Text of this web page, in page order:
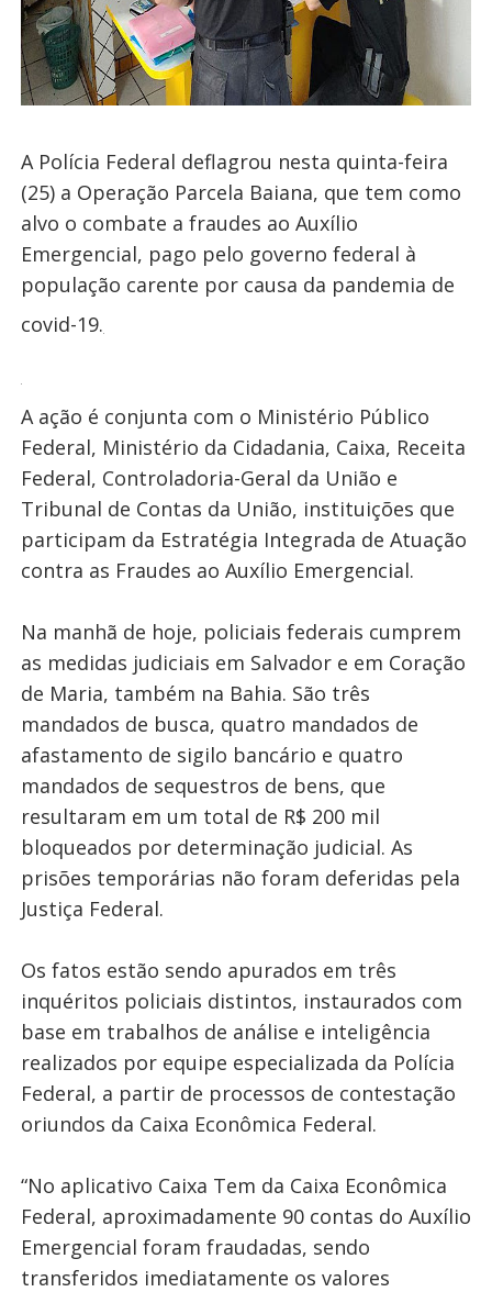
A Polícia Federal deflagrou nesta quinta-feira
(25) a Operação Parcela Baiana, que tem como
alvo o combate a fraudes ao Auxílio
Emergencial, pago pelo governo federal à
população carente por causa da pandemia de
covid-19.
A ação é conjunta com o Ministério Público
Federal, Ministério da Cidadania, Caixa, Receita
Federal, Controladoria-Geral da União e
Tribunal de Contas da União, instituições que
participam da Estratégia Integrada de Atuação
contra as Fraudes ao Auxílio Emergencial.
Na manhã de hoje, policiais federais cumprem
as medidas judiciais em Salvador e em Coração
de Maria, também na Bahia. São três
mandados de busca, quatro mandados de
afastamento de sigilo bancário e quatro
mandados de sequestros de bens, que
resultaram em um total de R$ 200 mil
bloqueados por determinação judicial. As
prisões temporárias não foram deferidas pela
Justiça Federal.
Os fatos estão sendo apurados em três
inquéritos policiais distintos, instaurados com
base em trabalhos de análise e inteligência
realizados por equipe especializada da Polícia
Federal, a partir de processos de contestação
oriundos da Caixa Econômica Federal.
“No aplicativo Caixa Tem da Caixa Econômica
Federal, aproximadamente 90 contas do Auxílio
Emergencial foram fraudadas, sendo
transferidos imediatamente os valores